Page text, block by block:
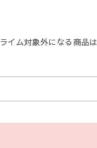
イム対象外になる商品は